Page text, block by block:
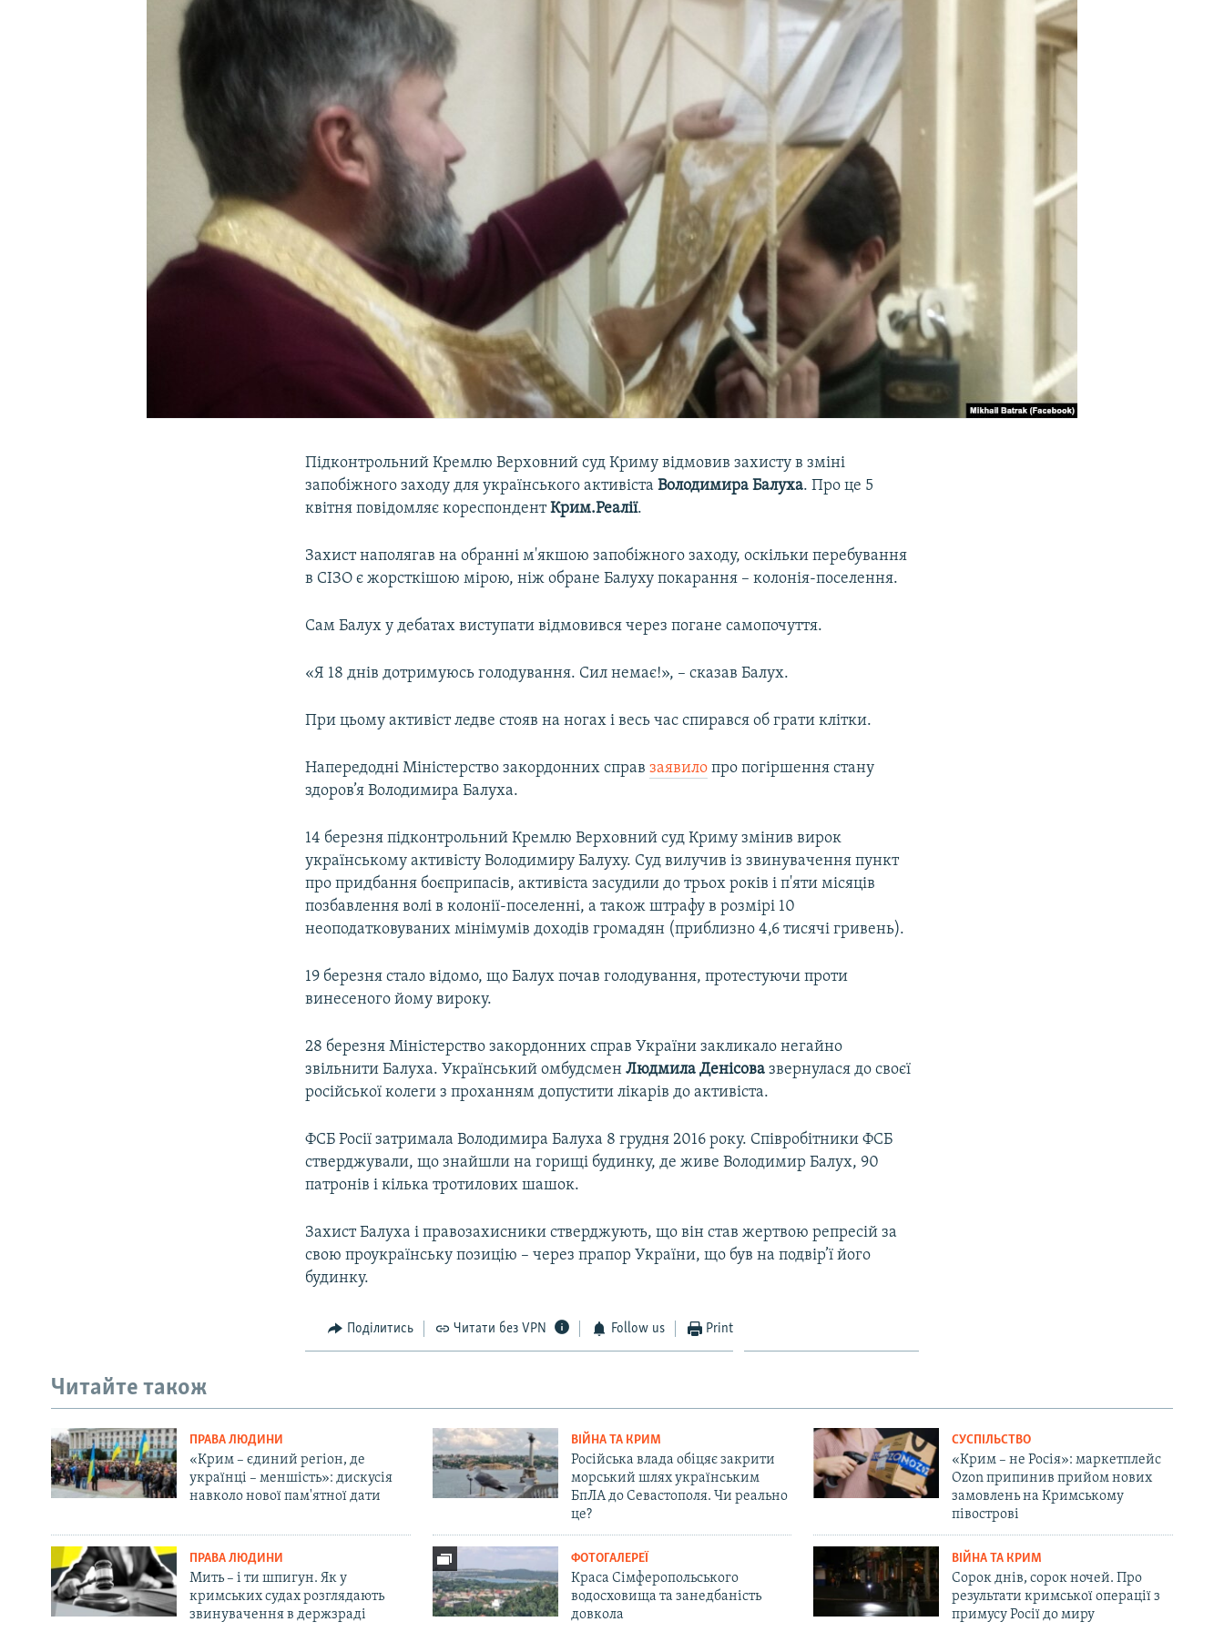
Підконтрольний Кремлю Верховний суд Криму відмовив захисту в зміні
запобіжного заходу для українського активістаВолодимира Балуха. Про це 5
квітня повідомляє кореспондентКрим.Реалії.
Захист наполягав на обранні м'якшою запобіжного заходу, оскільки перебування
в СІЗО є жорсткішою мірою, ніж обране Балуху покарання – колонія-поселення.
Сам Балух у дебатах виступати відмовився через погане самопочуття.
«Я 18 днів дотримуюсь голодування. Сил немає!», – сказав Балух.
При цьому активіст ледве стояв на ногах і весь час спирався об грати клітки.
Напередодні Міністерство закордонних справзаявило про погіршення стану
здоров’я Володимира Балуха.
14 березня підконтрольний Кремлю Верховний суд Криму змінив вирок
українському активісту Володимиру Балуху. Суд вилучив із звинувачення пункт
про придбання боєприпасів, активіста засудили до трьох років і п'яти місяців
позбавлення волі в колонії-поселенні, а також штрафу в розмірі 10
неоподатковуваних мінімумів доходів громадян (приблизно 4,6 тисячі гривень).
19 березня стало відомо, що Балух почав голодування, протестуючи проти
винесеного йому вироку.
28 березня Міністерство закордонних справ України закликало негайно
звільнити Балуха. Український омбудсменЛюдмила Денісова звернулася до своєї
російської колеги з проханням допустити лікарів до активіста.
ФСБ Росії затримала Володимира Балуха 8 грудня 2016 року. Співробітники ФСБ
стверджували, що знайшли на горищі будинку, де живе Володимир Балух, 90
патронів і кілька тротилових шашок.
Захист Балуха і правозахисники стверджують, що він став жертвою репресій за
свою проукраїнську позицію – через прапор України, що був на подвір’ї його
будинку.
Поділитись Читати без VPN Follow us Print
Читайте також
ПРАВА ЛЮДИНИ
«Крим – єдиний регіон, де
українці – меншість»: дискусія
навколо нової пам'ятної дати
ВІЙНА ТА КРИМ
Російська влада обіцяє закрити
морський шлях українським
БпЛА до Севастополя. Чи реально
це?
СУСПІЛЬСТВО
«Крим – не Росія»: маркетплейс
Ozon припинив прийом нових
замовлень на Кримському
півострові
ПРАВА ЛЮДИНИ
Мить – і ти шпигун. Як у
кримських судах розглядають
звинувачення в держзраді
ФОТОГАЛЕРЕЇ
Краса Сімферопольського
водосховища та занедбаність
довкола
ВІЙНА ТА КРИМ
Сорок днів, сорок ночей. Про
результати кримської операції з
примусу Росії до миру